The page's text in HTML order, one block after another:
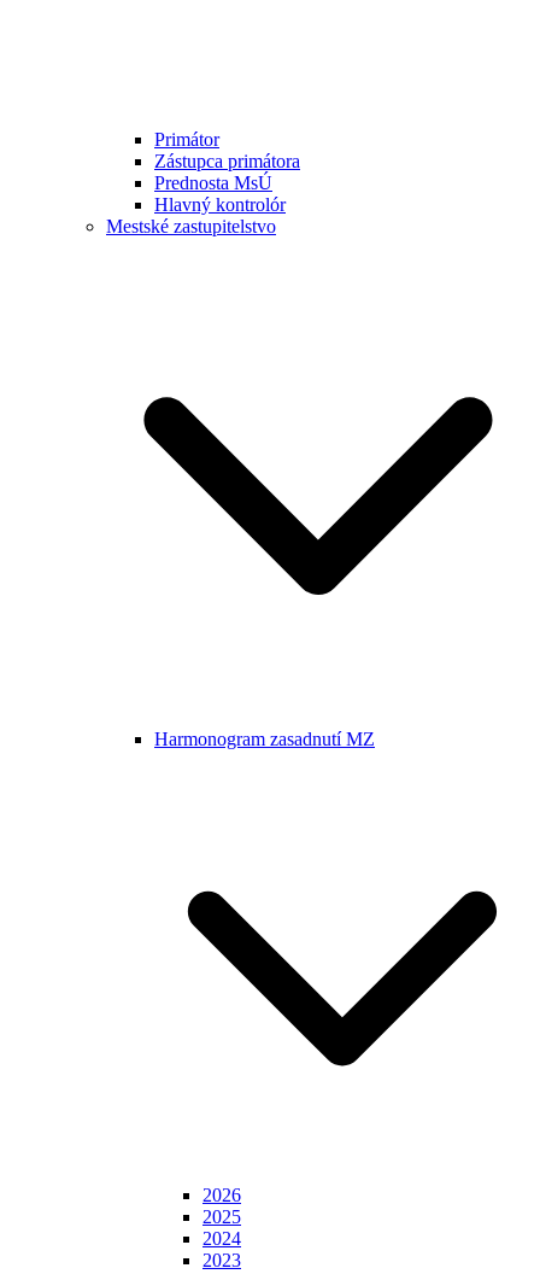
Primátor
Zástupca primátora
Prednosta MsÚ
Hlavný kontrolór
Mestské zastupitelstvo
Harmonogram zasadnutí MZ
2026
2025
2024
2023